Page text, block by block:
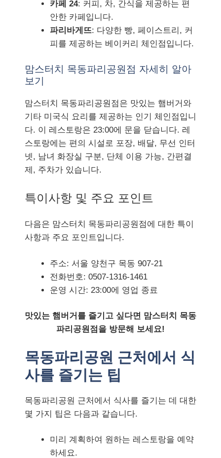
카페 24: 커피, 차, 간식을 제공하는 편
안한 카페입니다.
파리바게뜨: 다양한 빵, 페이스트리, 커
피를 제공하는 베이커리 체인점입니다.
맘스터치 목동파리공원점 자세히 알아
보기
맘스터치 목동파리공원점은 맛있는 햄버거와
기타 미국식 요리를 제공하는 인기 체인점입니
다. 이 레스토랑은 23:00에 문을 닫습니다. 레
스토랑에는 편의 시설로 포장, 배달, 무선 인터
넷, 남녀 화장실 구분, 단체 이용 가능, 간편결
제, 주차가 있습니다.
특이사항 및 주요 포인트
다음은 맘스터치 목동파리공원점에 대한 특이
사항과 주요 포인트입니다.
주소: 서울 양천구 목동 907-21
전화번호: 0507-1316-1461
운영 시간: 23:00에 영업 종료
맛있는 햄버거를 즐기고 싶다면 맘스터치 목동
파리공원점을 방문해 보세요!
목동파리공원 근처에서 식
사를 즐기는 팁
목동파리공원 근처에서 식사를 즐기는 데 대한
몇 가지 팁은 다음과 같습니다.
미리 계획하여 원하는 레스토랑을 예약
하세요.